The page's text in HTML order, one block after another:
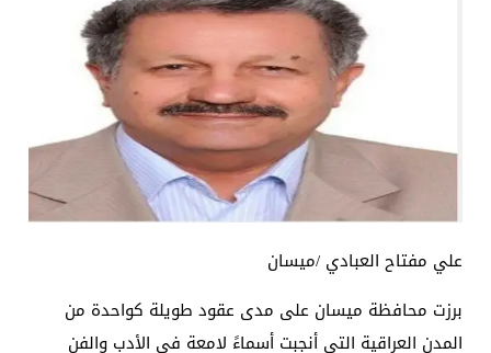
علي مفتاح العبادي /ميسان
برزت محافظة ميسان على مدى عقود طويلة كواحدة من
المدن العراقية التي أنجبت أسماءً لامعة في الأدب والفن